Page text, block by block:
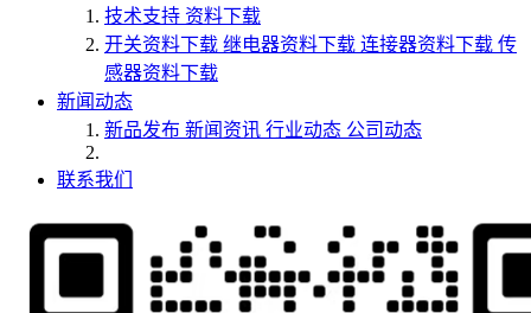
技术支持 资料下载
开关资料下载 继电器资料下载 连接器资料下载 传
感器资料下载
新闻动态
新品发布 新闻资讯 行业动态 公司动态
联系我们